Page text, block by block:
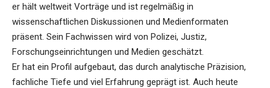
er hält weltweit Vorträge und ist regelmäßig in
wissenschaftlichen Diskussionen und Medienformaten
präsent. Sein Fachwissen wird von Polizei, Justiz,
Forschungseinrichtungen und Medien geschätzt.
Er hat ein Profil aufgebaut, das durch analytische Präzision,
fachliche Tiefe und viel Erfahrung geprägt ist. Auch heute